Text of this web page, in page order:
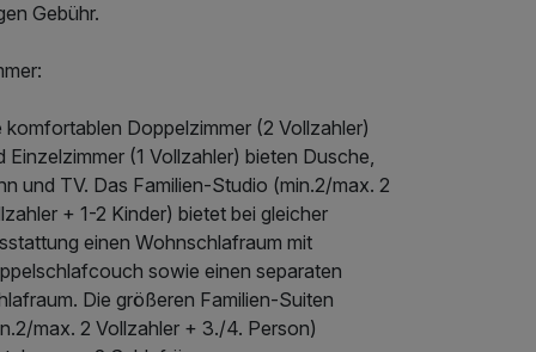
Gebühr.
komfortablen Doppelzimmer (2 Vollzahler)
Einzelzimmer (1 Vollzahler) bieten Dusche,
und TV. Das Familien-Studio (min.2/max. 2
+ 1-2 Kinder) bietet bei gleicher
einen Wohnschlafraum mit
sowie einen separaten
Die größeren Familien-Suiten
max. 2 Vollzahler + 3./4. Person)